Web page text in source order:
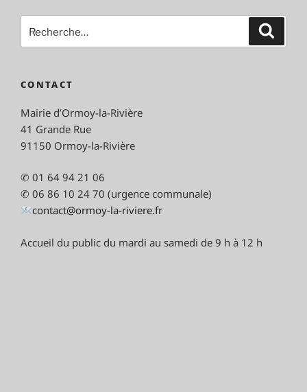
pour
CONTACT
Mairie d’Ormoy-la-Rivière
41 Grande Rue
91150 Ormoy-la-Rivière
✆ 01 64 94 21 06
✆ 06 86 10 24 70 (urgence communale)
contact@ormoy-la-riviere.fr
Accueil du public du mardi au samedi de 9 h à 12 h